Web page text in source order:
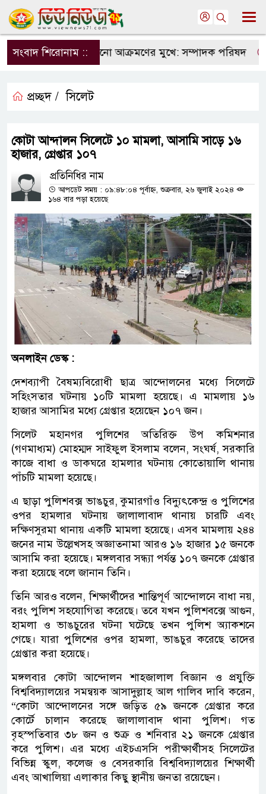
সংবাদ শিরোনাম ::
স্বাধীনতা এখনো আক্রমণের মুখে: সম্পাদক পরিষদ
প্রচ্ছদ / সিলেট
কোটা আন্দালন সিলেটে ১০ মামলা, আসামি সাড়ে ১৬
হাজার, গ্রেপ্তার ১০৭
প্রতিনিধির নাম
আপডেট সময় : ০৯:৪৮:০৪ পূর্বাহ্ন, শুক্রবার, ২৬ জুলাই ২০২৪
১৬৪ বার পড়া হয়েছে
অনলাইন ডেস্ক :
দেশব্যাপী বৈষম্যবিরোধী ছাত্র আন্দোলনের মধ্যে সিলেটে
সহিংসতার ঘটনায় ১০টি মামলা হয়েছে। এ মামলায় ১৬
হাজার আসামির মধ্যে গ্রেপ্তার হয়েছেন ১০৭ জন।
সিলেট মহানগর পুলিশের অতিরিক্ত উপ কমিশনার
(গণমাধ্যম) মোহম্মদ সাইফুল ইসলাম বলেন, সংঘর্ষ, সরকারি
কাজে বাধা ও ডাকঘরে হামলার ঘটনায় কোতোয়ালি থানায়
পাঁচটি মামলা হয়েছে।
এ ছাড়া পুলিশবক্স ভাঙচুর, কুমারগাঁও বিদ্যুৎকেন্দ্র ও পুলিশের
ওপর হামলার ঘটনায় জালালাবাদ থানায় চারটি এবং
দক্ষিণসুরমা থানায় একটি মামলা হয়েছে। এসব মামলায় ২৪৪
জনের নাম উল্লেখসহ অজ্ঞাতনামা আরও ১৬ হাজার ১৫ জনকে
আসামি করা হয়েছে। মঙ্গলবার সন্ধ্যা পর্যন্ত ১০৭ জনকে গ্রেপ্তার
করা হয়েছে বলে জানান তিনি।
তিনি আরও বলেন, শিক্ষার্থীদের শান্তিপূর্ণ আন্দোলনে বাধা নয়,
বরং পুলিশ সহযোগিতা করেছে। তবে যখন পুলিশবক্সে আগুন,
হামলা ও ভাঙচুরের ঘটনা ঘটেছে তখন পুলিশ অ্যাকশনে
গেছে। যারা পুলিশের ওপর হামলা, ভাঙচুর করেছে তাদের
গ্রেপ্তার করা হয়েছে।
মঙ্গলবার কোটা আন্দোলন শাহজালাল বিজ্ঞান ও প্রযুক্তি
বিশ্ববিদ্যালয়ের সমন্বয়ক আসাদুল্লাহ আল গালিব দাবি করেন,
“কোটা আন্দোলনের সঙ্গে জড়িত ৫৯ জনকে গ্রেপ্তার করে
কোর্টে চালান করেছে জালালাবাদ থানা পুলিশ। গত
বৃহস্পতিবার ৩৮ জন ও শুক্র ও শনিবার ২১ জনকে গ্রেপ্তার
করে পুলিশ। এর মধ্যে এইচএসসি পরীক্ষার্থীসহ সিলেটের
বিভিন্ন স্কুল, কলেজ ও বেসরকারি বিশ্ববিদ্যালয়ের শিক্ষার্থী
এবং আখালিয়া এলাকার কিছু স্থানীয় জনতা রয়েছেন।